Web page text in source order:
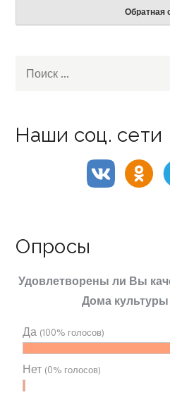
Обратная
Search
Наши соц. сети
Опросы
Удовлетворены ли Вы
Дома
Да (100% голосов)
Нет (0% голосов)